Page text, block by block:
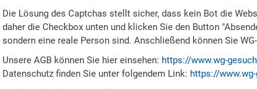
Die Lösung des Captchas stellt sicher, dass kein Bot die
daher die Checkbox unten und klicken Sie den Button
sondern eine reale Person sind. Anschließend können Sie
Unsere AGB können Sie hier einsehen: https://www.wg-
Datenschutz finden Sie unter folgendem Link: https://